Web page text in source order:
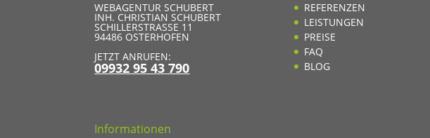
WEBAGENTUR SCHUBERT
INH. CHRISTIAN SCHUBERT
SCHILLERSTRASSE 11
94486 OSTERHOFEN
JETZT ANRUFEN:
09932 95 43 790
Informationen
REFERENZEN
LEISTUNGEN
PREISE
FAQ
BLOG